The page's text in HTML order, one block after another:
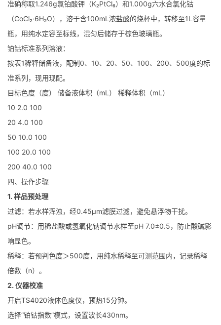
准确称取1.246g氯铂酸钾（K₂PtCl₆）和1.000g六水合氯化钴
（CoCl₂·6H₂O），溶于含100mL浓盐酸的烧杯中，转移至1L容量
瓶，用纯水定容至标线，混匀后储存于棕色玻璃瓶。
铂钴标准系列溶液：
按表1稀释储备液，配制0、10、20、50、100、200、500度的标
准系列，现用现配。
目标色度（度） 储备液体积（mL） 稀释体积（mL）
10 2.0 100
20 4.0 100
50 10.0 100
100 20.0 100
200 40.0 100
四、操作步骤
1. 样品预处理
过滤：若水样浑浊，经0.45μm滤膜过滤，避免悬浮物干扰。
pH调节：用稀盐酸或氢氧化钠调节水样至pH 7.0±0.5，防止酸碱影
响显色。
稀释：若预判色度＞500度，用纯水稀释至可测范围内，记录稀释
倍数（n）。
2. 仪器校准
开启TS4020液体色度仪，预热15分钟。
选择“铂钴指数”模式，设置波长430nm。